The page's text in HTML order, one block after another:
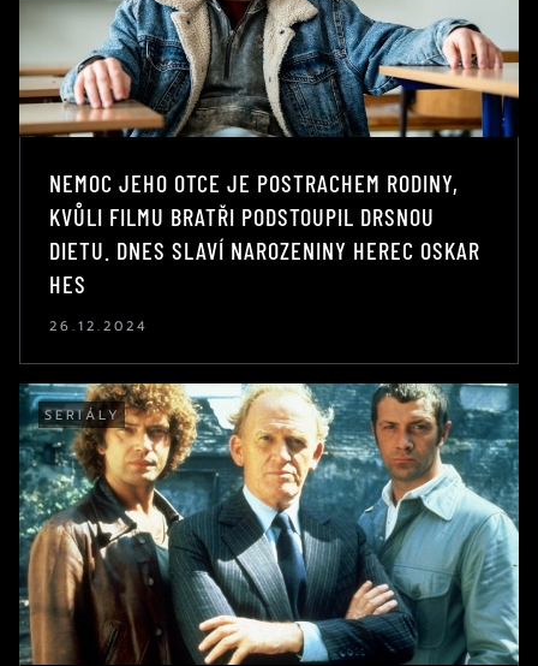
NEMOC JEHO OTCE JE POSTRACHEM RODINY,
KVŮLI FILMU BRATŘI PODSTOUPIL DRSNOU
DIETU. DNES SLAVÍ NAROZENINY HEREC OSKAR
HES
26.12.2024
SERIÁLY